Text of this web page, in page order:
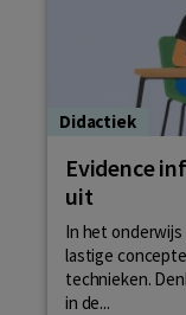
Didactiek
Evidence
uit
In het
lastige
technieken.
in de...